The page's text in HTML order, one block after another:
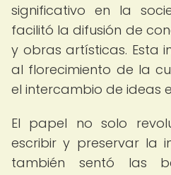
significativo en la
facilitó la difusión de
y obras artísticas. Esta
al florecimiento de la
el intercambio de ideas
El papel no solo
escribir y preservar la
también sentó las